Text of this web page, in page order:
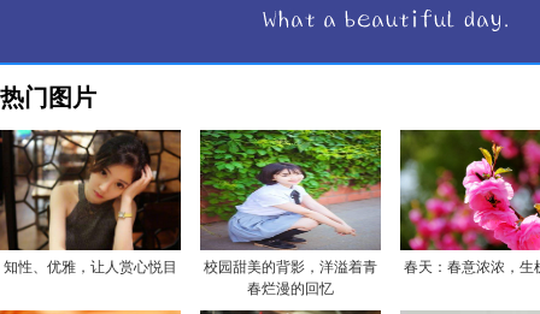
热门图片
知性、优雅，让人赏心悦目
校园甜美的背影，洋溢着青
春烂漫的回忆
春天：春意浓浓，生